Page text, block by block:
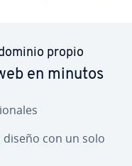
propio
en minutos
con un solo